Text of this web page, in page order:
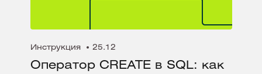
Инструкция 25.12
Оператор CREATE в SQL: как